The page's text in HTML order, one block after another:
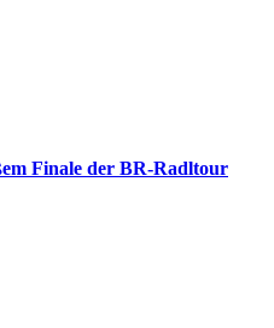
Finale der BR-Radltour